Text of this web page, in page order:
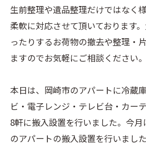
生前整理や遺品整理だけではなく
柔軟に対応させて頂いております
ったりするお荷物の撤去や整理・
ますのでお気軽にご相談ください。
本日は、岡崎市のアパートに冷蔵
ビ・電子レンジ・テレビ台・カー
8軒に搬入設置を行いました。今
のアパートの搬入設置を行いまし